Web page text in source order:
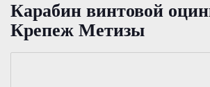
Карабин винтовой
Крепеж Метизы